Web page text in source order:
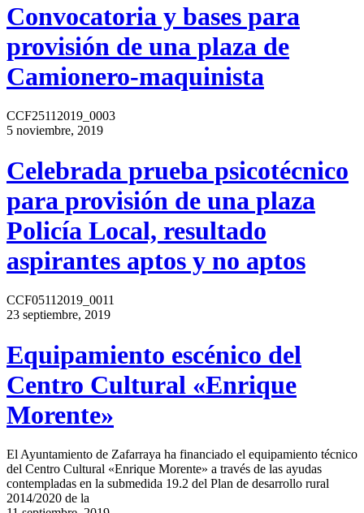
Convocatoria y bases para
provisión de una plaza de
Camionero-maquinista
CCF25112019_0003
5 noviembre, 2019
Celebrada prueba psicotécnico
para provisión de una plaza
Policía Local, resultado
aspirantes aptos y no aptos
CCF05112019_0011
23 septiembre, 2019
Equipamiento escénico del
Centro Cultural «Enrique
Morente»
El Ayuntamiento de Zafarraya ha financiado el equipamiento técnico
del Centro Cultural «Enrique Morente» a través de las ayudas
contempladas en la submedida 19.2 del Plan de desarrollo rural
2014/2020 de la